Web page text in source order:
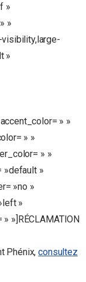
»
»
»
» »
» »
» »
»default »
»no »
»
»]RÉCLAMATION
Phénix,consultez